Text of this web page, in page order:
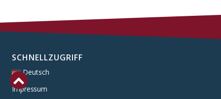
SCHNELLZUGRIFF
Deutsch
Impressum